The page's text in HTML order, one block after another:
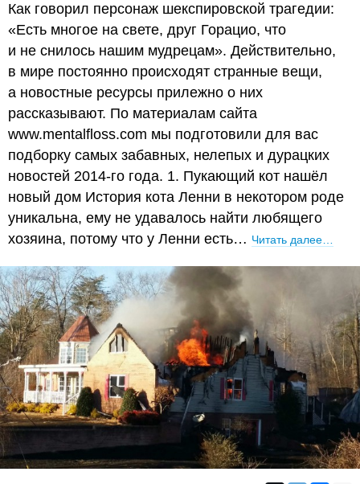
Как говорил персонаж шекспировской трагедии:
«Есть многое на свете, друг Горацио, что
и не снилось нашим мудрецам». Действительно,
в мире постоянно происходят странные вещи,
а новостные ресурсы прилежно о них
рассказывают. По материалам сайта
www.mentalfloss.com мы подготовили для вас
подборку самых забавных, нелепых и дурацких
новостей 2014-го года. 1. Пукающий кот нашёл
новый дом История кота Ленни в некотором роде
уникальна, ему не удавалось найти любящего
хозяина, потому что у Ленни есть… Читать далее…